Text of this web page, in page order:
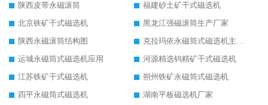
陕西皮带永磁滚筒
福建砂土矿干式磁选机
北京铁矿干式磁选机
黑龙江强磁滚筒生产厂家
陕西永磁滚筒结构图
克拉玛依永磁筒式磁选机主要技术参数
运城永磁筒式磁选机应用
河源精选钨精矿干式磁选机
江苏铁矿干式磁选机
朔州铁矿永磁筒式磁选机
四平永磁筒式磁选机
湖南平板磁选机厂家